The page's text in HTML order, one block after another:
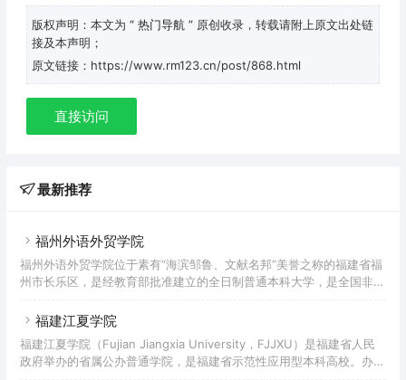
版权声明：本文为 “ 热门导航 ” 原创收录，转载请附上原文出处链
接及本声明；
原文链接：https://www.rm123.cn/post/868.html
直接访问
最新推荐
福州外语外贸学院
福州外语外贸学院位于素有“海滨邹鲁、文献名邦”美誉之称的福建省福
州市长乐区，是经教育部批准建立的全日制普通本科大学，是全国非营
专业委员会常务副理事长单位、硕士研究生联合培养单位。学校前身为
格为普通本科高等院校，2018年通过教育部普通高等学校本科教学工
作合格评估。截至2021年12月，学校占地面积1500余亩，校园建筑面
福建江夏学院
福建江夏学院（Fujian Jiangxia University，FJJXU）是福建省人民
政府举办的省属公办普通学院，是福建省示范性应用型本科高校。办学